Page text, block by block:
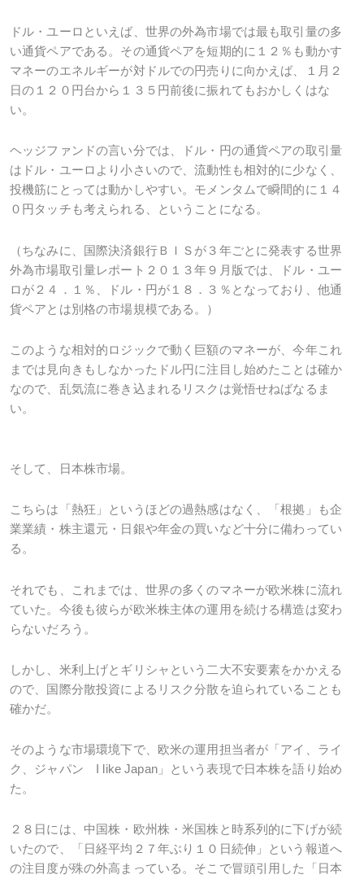
ドル・ユーロといえば、世界の外為市場では最も取引量の多
い通貨ペアである。その通貨ペアを短期的に１２％も動かす
マネーのエネルギーが対ドルでの円売りに向かえば、１月２
日の１２０円台から１３５円前後に振れてもおかしくはな
い。
ヘッジファンドの言い分では、ドル・円の通貨ペアの取引量
はドル・ユーロより小さいので、流動性も相対的に少なく、
投機筋にとっては動かしやすい。モメンタムで瞬間的に１４
０円タッチも考えられる、ということになる。
（ちなみに、国際決済銀行ＢＩＳが３年ごとに発表する世界
外為市場取引量レポート２０１３年９月版では、ドル・ユー
ロが２４．１％、ドル・円が１８．３％となっており、他通
貨ペアとは別格の市場規模である。）
このような相対的ロジックで動く巨額のマネーが、今年これ
までは見向きもしなかったドル円に注目し始めたことは確か
なので、乱気流に巻き込まれるリスクは覚悟せねばなるま
い。
そして、日本株市場。
こちらは「熱狂」というほどの過熱感はなく、「根拠」も企
業業績・株主還元・日銀や年金の買いなど十分に備わってい
る。
それでも、これまでは、世界の多くのマネーが欧米株に流れ
ていた。今後も彼らが欧米株主体の運用を続ける構造は変わ
らないだろう。
しかし、米利上げとギリシャという二大不安要素をかかえる
ので、国際分散投資によるリスク分散を迫られていることも
確かだ。
そのような市場環境下で、欧米の運用担当者が「アイ、ライ
ク、ジャパン I like Japan」という表現で日本株を語り始め
た。
２８日には、中国株・欧州株・米国株と時系列的に下げが続
いたので、「日経平均２７年ぶり１０日続伸」という報道へ
の注目度が殊の外高まっている。そこで冒頭引用した「日本